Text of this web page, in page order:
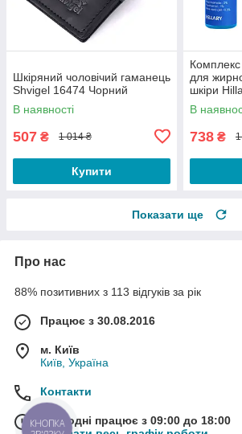
Шкіряний чоловічий гаманець
Shvigel 16474 Чорний
В наявності
507 ₴ 1 014 ₴
Купити
для
шкіри
Complex
В
738 ₴
Показати ще
Про нас
88% позитивних з 113 відгуків за рік
Працює з 30.08.2016
м. Київ
Київ, Україна
Контакти
Сьогодні працює з 09:00 до 18:00
КНОПКА